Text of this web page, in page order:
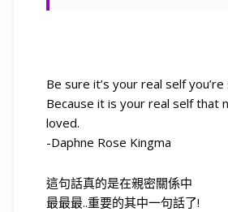
Be sure it’s your real self you’re
Because it is your real self that
loved.
-Daphne Rose Kingma
這句話真的是在親密關係中
最最最..重要的其中一句話了!